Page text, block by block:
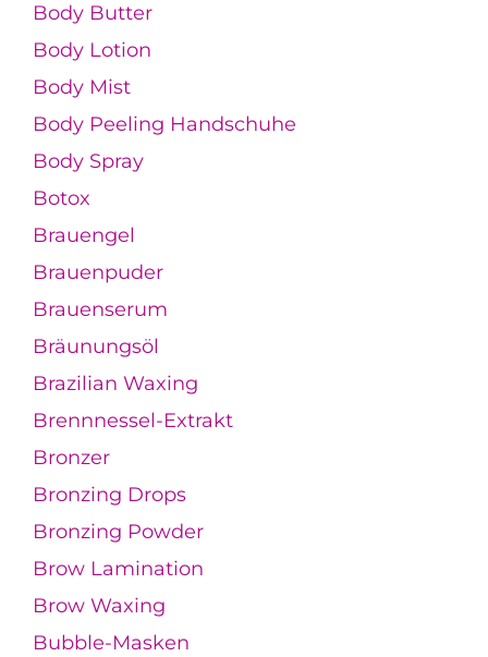
Body Butter
Body Lotion
Body Mist
Body Peeling Handschuhe
Body Spray
Botox
Brauengel
Brauenpuder
Brauenserum
Bräunungsöl
Brazilian Waxing
Brennnessel-Extrakt
Bronzer
Bronzing Drops
Bronzing Powder
Brow Lamination
Brow Waxing
Bubble-Masken